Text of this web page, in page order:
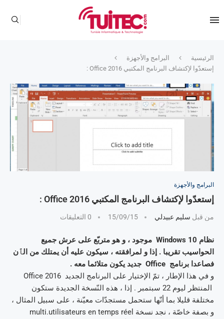
الرئيسية
البرامج والأجهزة
إستعدّوا لإكتشاف البرنامج المكتبي Office 2016 :
البرامج والأجهزة
إستعدّوا لإكتشاف البرنامج المكتبي Office 2016 :
من قبل سليم عبيدلي 15/09/15 0 التعليقات
نظام Windows 10 موجود ، و هو متربّع على عرش جميع
الحواسيب تقريبا . إذا و لمرافقته ، سيكون عليه أن يمتلك من الٱن
فصاعدا برنامج Office جديد يكون متلائما معه .
و في هذا الإطار ، تمّ الإختيار على البرنامج الجديد Office 2016
المنتظر ليوم 22 سبتمبر . إذا ، هذه النّسخة الجديدة ستكون
مختلفة قليلا بما أنّها ستحمل مستجدّات معيّنة ، على سبيل المثال ،
و بصفة خاصّة ، نجد نسخة multi.utilisateurs en temps réel